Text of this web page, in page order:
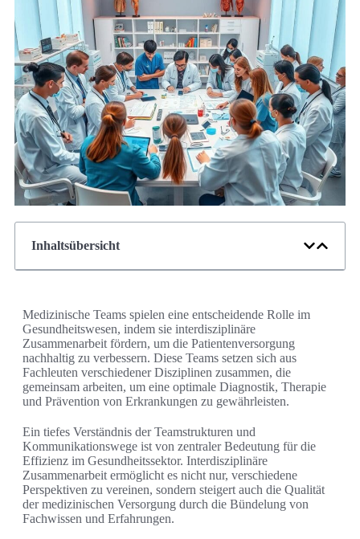
Inhaltsübersicht
Medizinische Teams spielen eine entscheidende Rolle im
Gesundheitswesen, indem sie interdisziplinäre
Zusammenarbeit fördern, um die Patientenversorgung
nachhaltig zu verbessern. Diese Teams setzen sich aus
Fachleuten verschiedener Disziplinen zusammen, die
gemeinsam arbeiten, um eine optimale Diagnostik, Therapie
und Prävention von Erkrankungen zu gewährleisten.
Ein tiefes Verständnis der Teamstrukturen und
Kommunikationswege ist von zentraler Bedeutung für die
Effizienz im Gesundheitssektor. Interdisziplinäre
Zusammenarbeit ermöglicht es nicht nur, verschiedene
Perspektiven zu vereinen, sondern steigert auch die Qualität
der medizinischen Versorgung durch die Bündelung von
Fachwissen und Erfahrungen.